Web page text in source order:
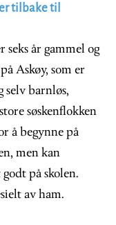
tilbake til
seks år gammel og
Askøy, som er
barnløs,
søskenflokken
å begynne på
men kan
på skolen.
av ham.